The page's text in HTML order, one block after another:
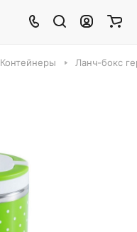
Контейнеры Ланч-бокс